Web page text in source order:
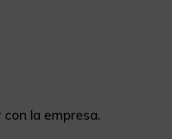
la empresa.